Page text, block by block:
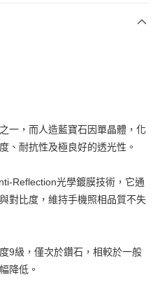
付款」的支付方式。 讓您購物簡單
不需儲值。
即可結帳。
款。
一，而人造藍寶石因單晶體，化
、耐抗性及極良好的透光性。
Reflection光學鍍膜技術，它通
對比度，維持手機照相品質不失
9級，僅次於鑽石，相較於一般
降低。